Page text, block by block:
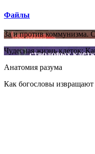
Файлы
За и против коммунизма.
Чудесная жизнь клеток:
Анатомия разума
Как богословы